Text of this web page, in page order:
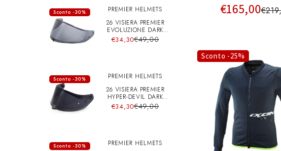
Sconto -30%
PREMIER HELMETS
26 VISIERA PREMIER
EVOLUZIONE DARK
A+pins
€34,30€49,00
Sconto -30%
PREMIER HELMETS
26 VISIERA PREMIER
HYPER-DEVIL DARK
A+pins
€34,30€49,00
Sconto -30%
PREMIER HELMETS
AIR NERO-NAVY-BLU
€165,00
Sconto -25%